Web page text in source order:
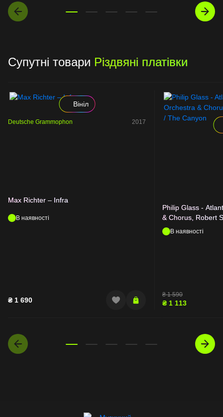
Супутні товари Різдвяні платівки
Вініл
Deutsche Grammophon 2017
Max Richter – Infra
В наявності
₴ 1 690
Philip Glass -
& Chorus, Robert
Canyon
В наявності
₴1 590
₴ 1 113